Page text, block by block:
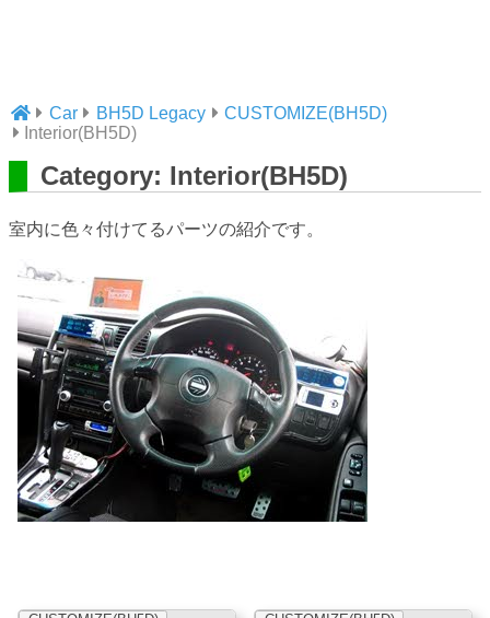
Car BH5D Legacy
CUSTOMIZE(BH5D)
Interior(BH5D)
Category: Interior(BH5D)
室内に色々付けてるパーツの紹介です。